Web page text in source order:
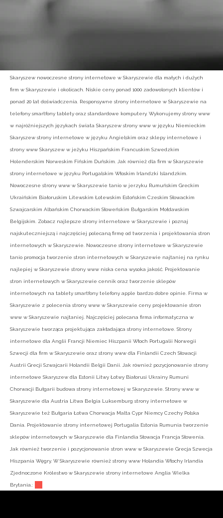
Skaryszew nowoczesne strony internetowe w Skaryszewie dla małych i dużych
firm w Skaryszewie i okolicach. Niskie ceny ponad 1000 zadowolonych klientów i
ponad 20 lat doświadczenia. Responsywne strony internetowe w Skaryszewie na
telefony smartfony tablety oraz standardowe komputery. Wykonujemy strony www
w najróżniejszych językach świata Skaryszew strony www w języku Niemieckim
Skaryszew strony internetowe w języku Angielskim oraz sklepy internetowe i
strony www Skaryszew w jeżyku Hiszpańskim Francuskim Szwedzkim
Holenderskim Norweskim Fińskim Duńskim. Jak również dla firm w Skaryszewie
strony internetowe w języku Portugalskim Włoskim Irlandzki Islandzkim.
Nowoczesne strony www w Skaryszewie tanio w jerzyku Rumuńskim Greckim
Ukraińskim Białoruskim Litewskim Łotewskim Estońskim Czeskim Słowackim
Szwajcarskim Albańskim Chorwackim Słoweńskim Bułgarskim Mołdawskim
Belgijskim. Zobacz najlepsze strony internetowe w Skaryszewie i poznaj
najskuteczniejszą i najczęściej polecaną firmę od tworzenia i projektowania stron
internetowych w Skaryszewie. Nowoczesne strony internetowe w Skaryszewie
tanio promocja tworzenie stron internetowych w Skaryszewie najtaniej na rynku
najlepiej w Skaryszewie strony www niska cena wysoka jakość. Projektowanie
stron internetowych w Skaryszewie cennik oraz tworzenie sklepów
internetowych na tablety smartfony telefony apple bardzo dobre opinie. Firma w
Skaryszewie z polecenia strony www w Skaryszewie ceny projektowanie stron
www w Skaryszewie najtaniej. Najczęściej polecana firma informatyczna w
Skaryszewie tworząca projektująca zakładająca strony internetowe. Strony
internetowe dla Anglii Francji Niemiec Hiszpanii Włoch Portugalii Norwegii
Szwecji dla firm w Skaryszewie oraz strony www dla Finlandii Czech Słowacji
Austrii Grecji Szwajcarii Holandii Belgii Danii. Jak również pozycjonowanie strony
internetowe Skaryszew dla Estonii Litwy Łotwy Białorusi Ukrainy Rumuni
Chorwacji Bułgarii budowa strony internetowej w Skaryszewie. Strony www w
Skaryszewie dla Austria Litwa Belgia Luksemburg strony internetowe w
Skaryszewie też Bułgaria Łotwa Chorwacja Malta Cypr Niemcy Czechy Polska
Dania. Projektowanie strony internetowej Portugalia Estonia Rumunia tworzenie
sklepów internetowych w Skaryszewie dla Finlandia Słowacja Francja Słowenia.
Jak również tworzenie i pozycjonowanie stron www w Skaryszewie Grecja Szwecja
Hiszpania Węgry. W Skaryszewie również strony www Holandia Włochy Irlandia
Zjednoczone Królestwo w Skaryszewie strony internetowe Anglia Wielka
Brytania.: